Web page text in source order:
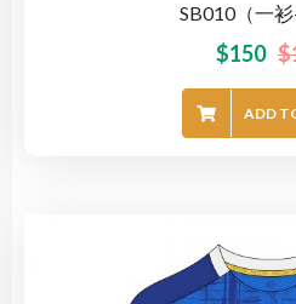
SB010（一衫
$
$150
ADD